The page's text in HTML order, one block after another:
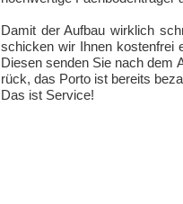
Da­mit der Auf­bau wirk­lich
schi­cken wir Ih­nen kos­ten­frei
Die­sen sen­den Sie nach dem
rück, das Por­to ist be­reits
Das ist Ser­vice!